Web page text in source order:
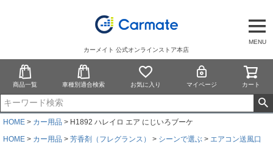
MENU
カーメイト 公式オンラインストア本店
商品一覧 車種別適合検索 お気に入り マイページ カート
HOME カー用品
H1892 ハレイロ エア にじいろブーケ
HOME
カー用品 芳香剤（フレグランス） シーンで選ぶ
エアコン送風口